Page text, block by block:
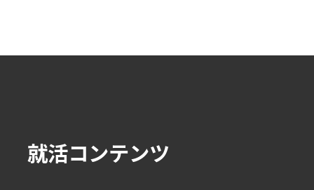
就活コンテンツ